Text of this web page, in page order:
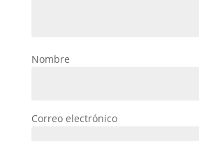
Nombre
Correo electrónico